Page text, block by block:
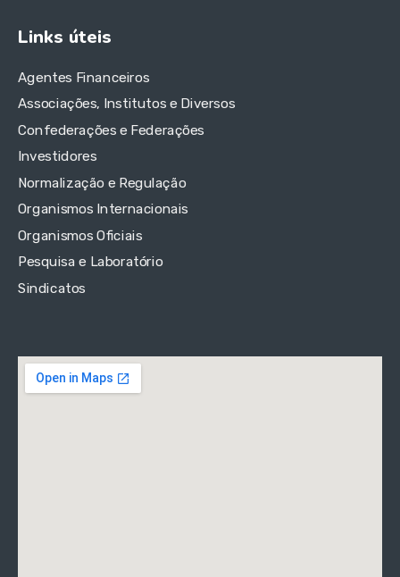
Links úteis
Agentes Financeiros
Associações, Institutos e Diversos
Confederações e Federações
Investidores
Normalização e Regulação
Organismos Internacionais
Organismos Oficiais
Pesquisa e Laboratório
Sindicatos